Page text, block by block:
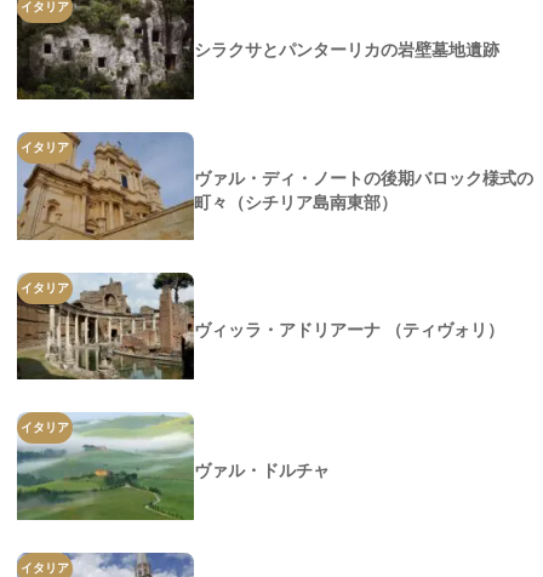
イタリア
シラクサとパンターリカの岩壁墓地遺跡
イタリア
ヴァル・ディ・ノートの後期バロック様式の
町々（シチリア島南東部）
イタリア
ヴィッラ・アドリアーナ （ティヴォリ）
イタリア
ヴァル・ドルチャ
イタリア